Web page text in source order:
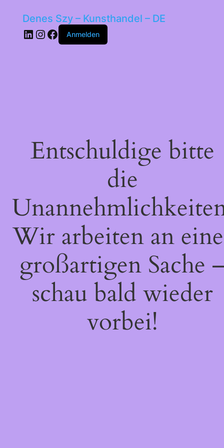
Denes Szy – Kunsthandel – DE
LinkedIn
Instagram
Facebook
Anmelden
Entschuldige bitte
die
Wir arbeiten an
großartigen Sache
schau bald wieder
vorbei!